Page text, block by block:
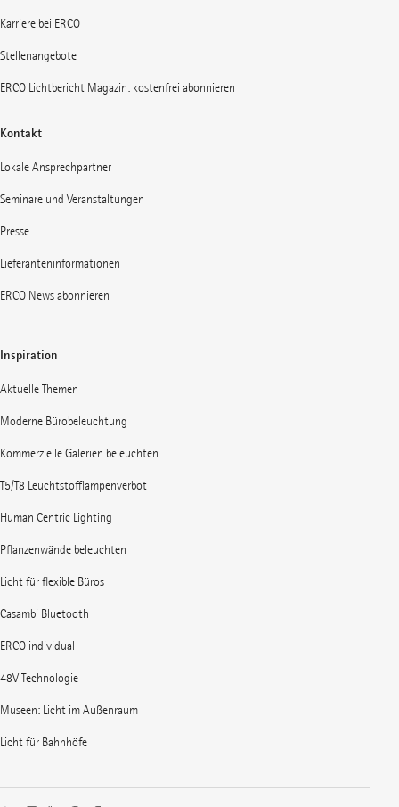
Karriere bei ERCO
Stellenangebote
ERCO Lichtbericht Magazin: kostenfrei abonnieren
Kontakt
Lokale Ansprechpartner
Seminare und Veranstaltungen
Presse
Lieferanteninformationen
ERCO News abonnieren
Inspiration
Aktuelle Themen
Moderne Bürobeleuchtung
Kommerzielle Galerien beleuchten
T5/T8 Leuchtstofflampenverbot
Human Centric Lighting
Pflanzenwände beleuchten
Licht für flexible Büros
Casambi Bluetooth
ERCO individual
48V Technologie
Museen: Licht im Außenraum
Licht für Bahnhöfe